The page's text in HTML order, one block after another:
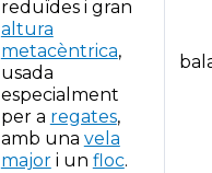
reduïdes i gran
altura
metacèntrica,
usada
especialment
per a regates,
amb una vela
majori un floc.